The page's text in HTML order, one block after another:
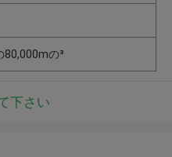
80,000mの³
下さい